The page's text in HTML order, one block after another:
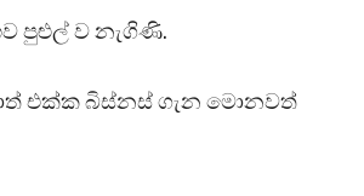
පුළුල් ව නැගිණි.
එක්ක බිස්නස් ගැන මොනවත්